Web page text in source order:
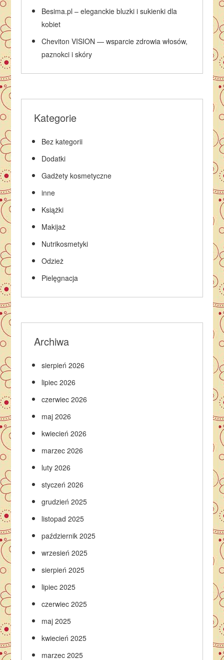
Besima.pl – eleganckie bluzki i sukienki dla
kobiet
Cheviton VISION — wsparcie zdrowia włosów,
paznokci i skóry
Kategorie
Bez kategorii
Dodatki
Gadżety kosmetyczne
inne
Książki
Makijaż
Nutrikosmetyki
Odzież
Pielęgnacja
Archiwa
sierpień 2026
lipiec 2026
czerwiec 2026
maj 2026
kwiecień 2026
marzec 2026
luty 2026
styczeń 2026
grudzień 2025
listopad 2025
październik 2025
wrzesień 2025
sierpień 2025
lipiec 2025
czerwiec 2025
maj 2025
kwiecień 2025
marzec 2025